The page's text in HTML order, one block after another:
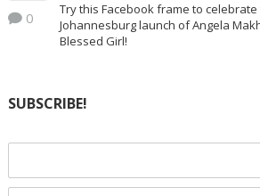
0
Try this Facebook frame to celebrate
Johannesburg launch of Angela
Blessed Girl!
SUBSCRIBE!